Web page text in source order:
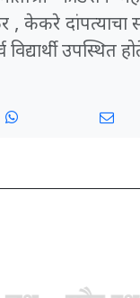
, केकरे दांपत्याचा
उपस्थित